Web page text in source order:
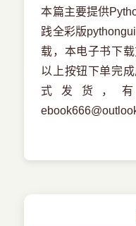
本篇主要提供
践全彩版
载，本电子书下
以上按钮下单完
式发货，